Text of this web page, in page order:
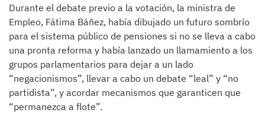
Durante el debate previo a la votación, la ministra de
Empleo, Fátima Báñez, había dibujado un futuro sombrío
para el sistema público de pensiones si no se lleva a cabo
una pronta reforma y había lanzado un llamamiento a los
grupos parlamentarios para dejar a un lado
“negacionismos”, llevar a cabo un debate “leal” y “no
partidista”, y acordar mecanismos que garanticen que
“permanezca a flote”.